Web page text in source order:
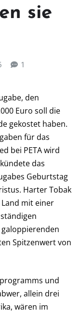
sie
1
den
Euro soll die
gekostet haben.
für das
bei PETA wird
das
Geburtstag
Harter Tobak
mit einer
Spitzenwert von
und
allein drei
wären im